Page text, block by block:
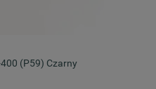
400 (P59) Czarny